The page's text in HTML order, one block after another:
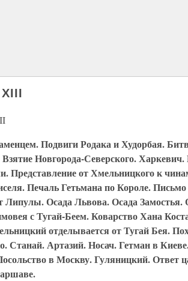
Подвиги Родака и Худорбая.
Новгорода-Северского.
Представление от Хмельницкого к
Печаль Гетьмана по Короле.
Липулы. Осада Львова. Осада
с Тугай-Беем. Коварство Хана
отделывается от Тугай Бея.
Станай. Артазий. Носач. Гетман в
в Москву. Гуляницкий. Ответ